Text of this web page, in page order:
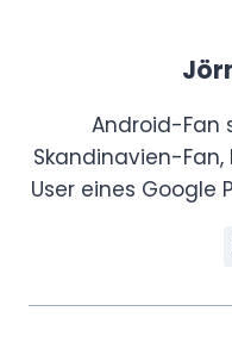
Android-Fan
Skandinavien-
User eines Google